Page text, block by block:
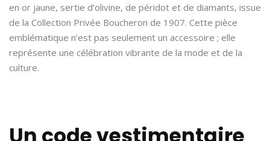
en or jaune, sertie d’olivine, de péridot et de diamants, issue
de la Collection Privée Boucheron de 1907. Cette pièce
emblématique n’est pas seulement un accessoire ; elle
représente une célébration vibrante de la mode et de la
culture.